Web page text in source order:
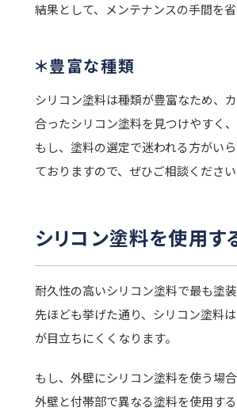
結果として、メンテナンスの手間を
＊豊富な種類
シリコン塗料は種類が豊富なため、
合ったシリコン塗料を見つけやすく
もし、塗料の選定で迷われる方がい
ておりますので、ぜひご相談ください
シリコン塗料を使用す
耐久性の高いシリコン塗料で最も塗
先ほども挙げた通り、シリコン塗料
が目立ちにくくなります。
もし、外壁にシリコン塗料を使う場
外壁と付帯部で異なる塗料を使用す